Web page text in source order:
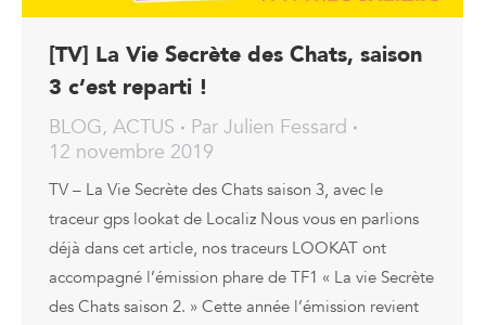
[TV] La Vie Secrète des Chats, saison
3 c’est reparti !
BLOG, ACTUS Par Julien Fessard
12 novembre 2019
TV – La Vie Secrète des Chats saison 3, avec le
traceur gps lookat de Localiz Nous vous en parlions
déjà dans cet article, nos traceurs LOOKAT ont
accompagné l’émission phare de TF1 « La vie Secrète
des Chats saison 2. » Cette année l’émission revient